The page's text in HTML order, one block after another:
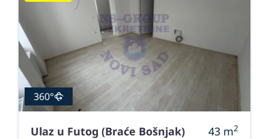
360°
Ulaz u Futog (Braće Bošnjak) 43 m2